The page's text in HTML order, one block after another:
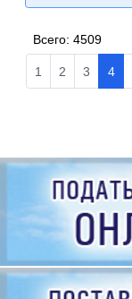
Всего:4509
1 2 3 4